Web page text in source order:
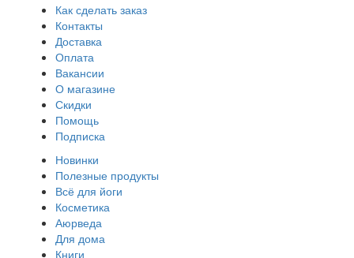
Как сделать заказ
Контакты
Доставка
Оплата
Вакансии
О магазине
Скидки
Помощь
Подписка
Новинки
Полезные продукты
Всё для йоги
Косметика
Аюрведа
Для дома
Книги